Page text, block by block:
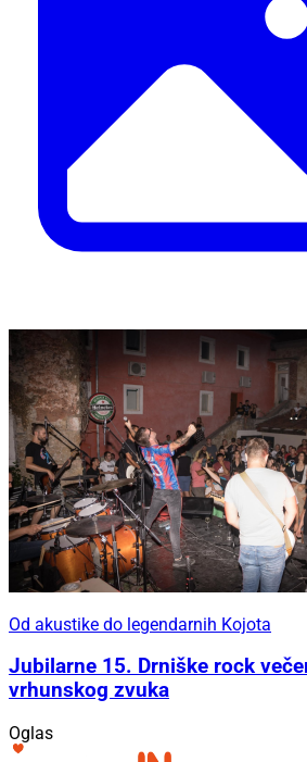
Od akustike do legendarnih Kojota
Jubilarne 15. Drniške rock
vrhunskog zvuka
Oglas